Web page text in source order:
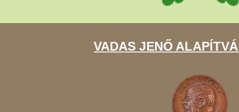
VADAS JENŐ